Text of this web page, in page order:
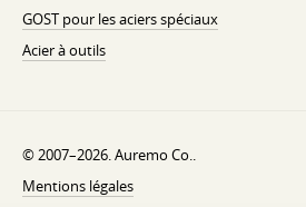
GOST pour les aciers spéciaux
Acier à outils
© 2007–2026. Auremo Co..
Mentions légales